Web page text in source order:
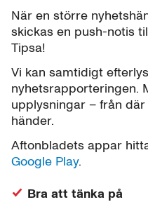
När en större
skickas en push-notis
Tipsa!
Vi kan samtidigt
nyhetsrapporteringen.
upplysningar – från
händer.
Aftonbladets appar
Google Play.
Bra att tänka på